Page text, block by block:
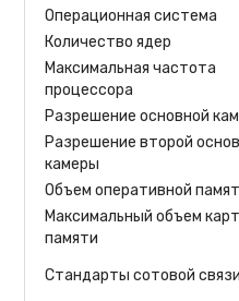
Операционная система
Количество ядер
Максимальная частота
процессора
Разрешение основной
Разрешение второй
камеры
Объем оперативной
Максимальный объем
памяти
Стандарты сотовой связи